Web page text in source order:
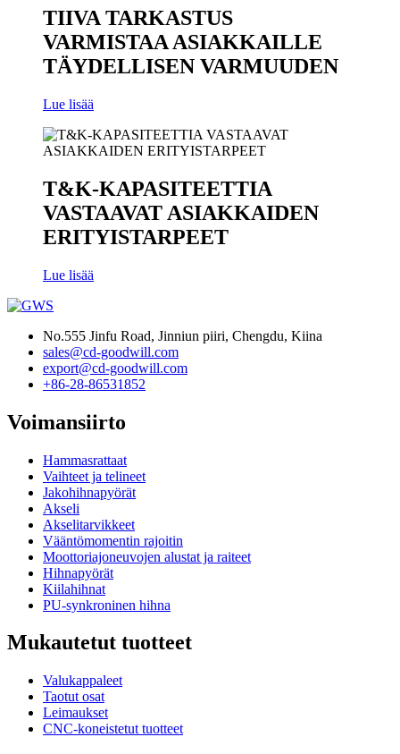
TIIVA TARKASTUS
VARMISTAA ASIAKKAILLE
TÄYDELLISEN VARMUUDEN
Lue lisää
T&K-KAPASITEETTIA
VASTAAVAT ASIAKKAIDEN
ERITYISTARPEET
Lue lisää
No.555 Jinfu Road, Jinniun piiri, Chengdu, Kiina
sales@cd-goodwill.com
export@cd-goodwill.com
+86-28-86531852
Voimansiirto
Hammasrattaat
Vaihteet ja telineet
Jakohihnapyörät
Akseli
Akselitarvikkeet
Vääntömomentin rajoitin
Moottoriajoneuvojen alustat ja raiteet
Hihnapyörät
Kiilahihnat
PU-synkroninen hihna
Mukautetut tuotteet
Valukappaleet
Taotut osat
Leimaukset
CNC-koneistetut tuotteet